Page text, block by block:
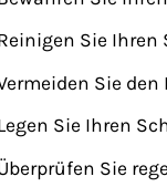
Sie
Sie
Sie Ihren
Sie